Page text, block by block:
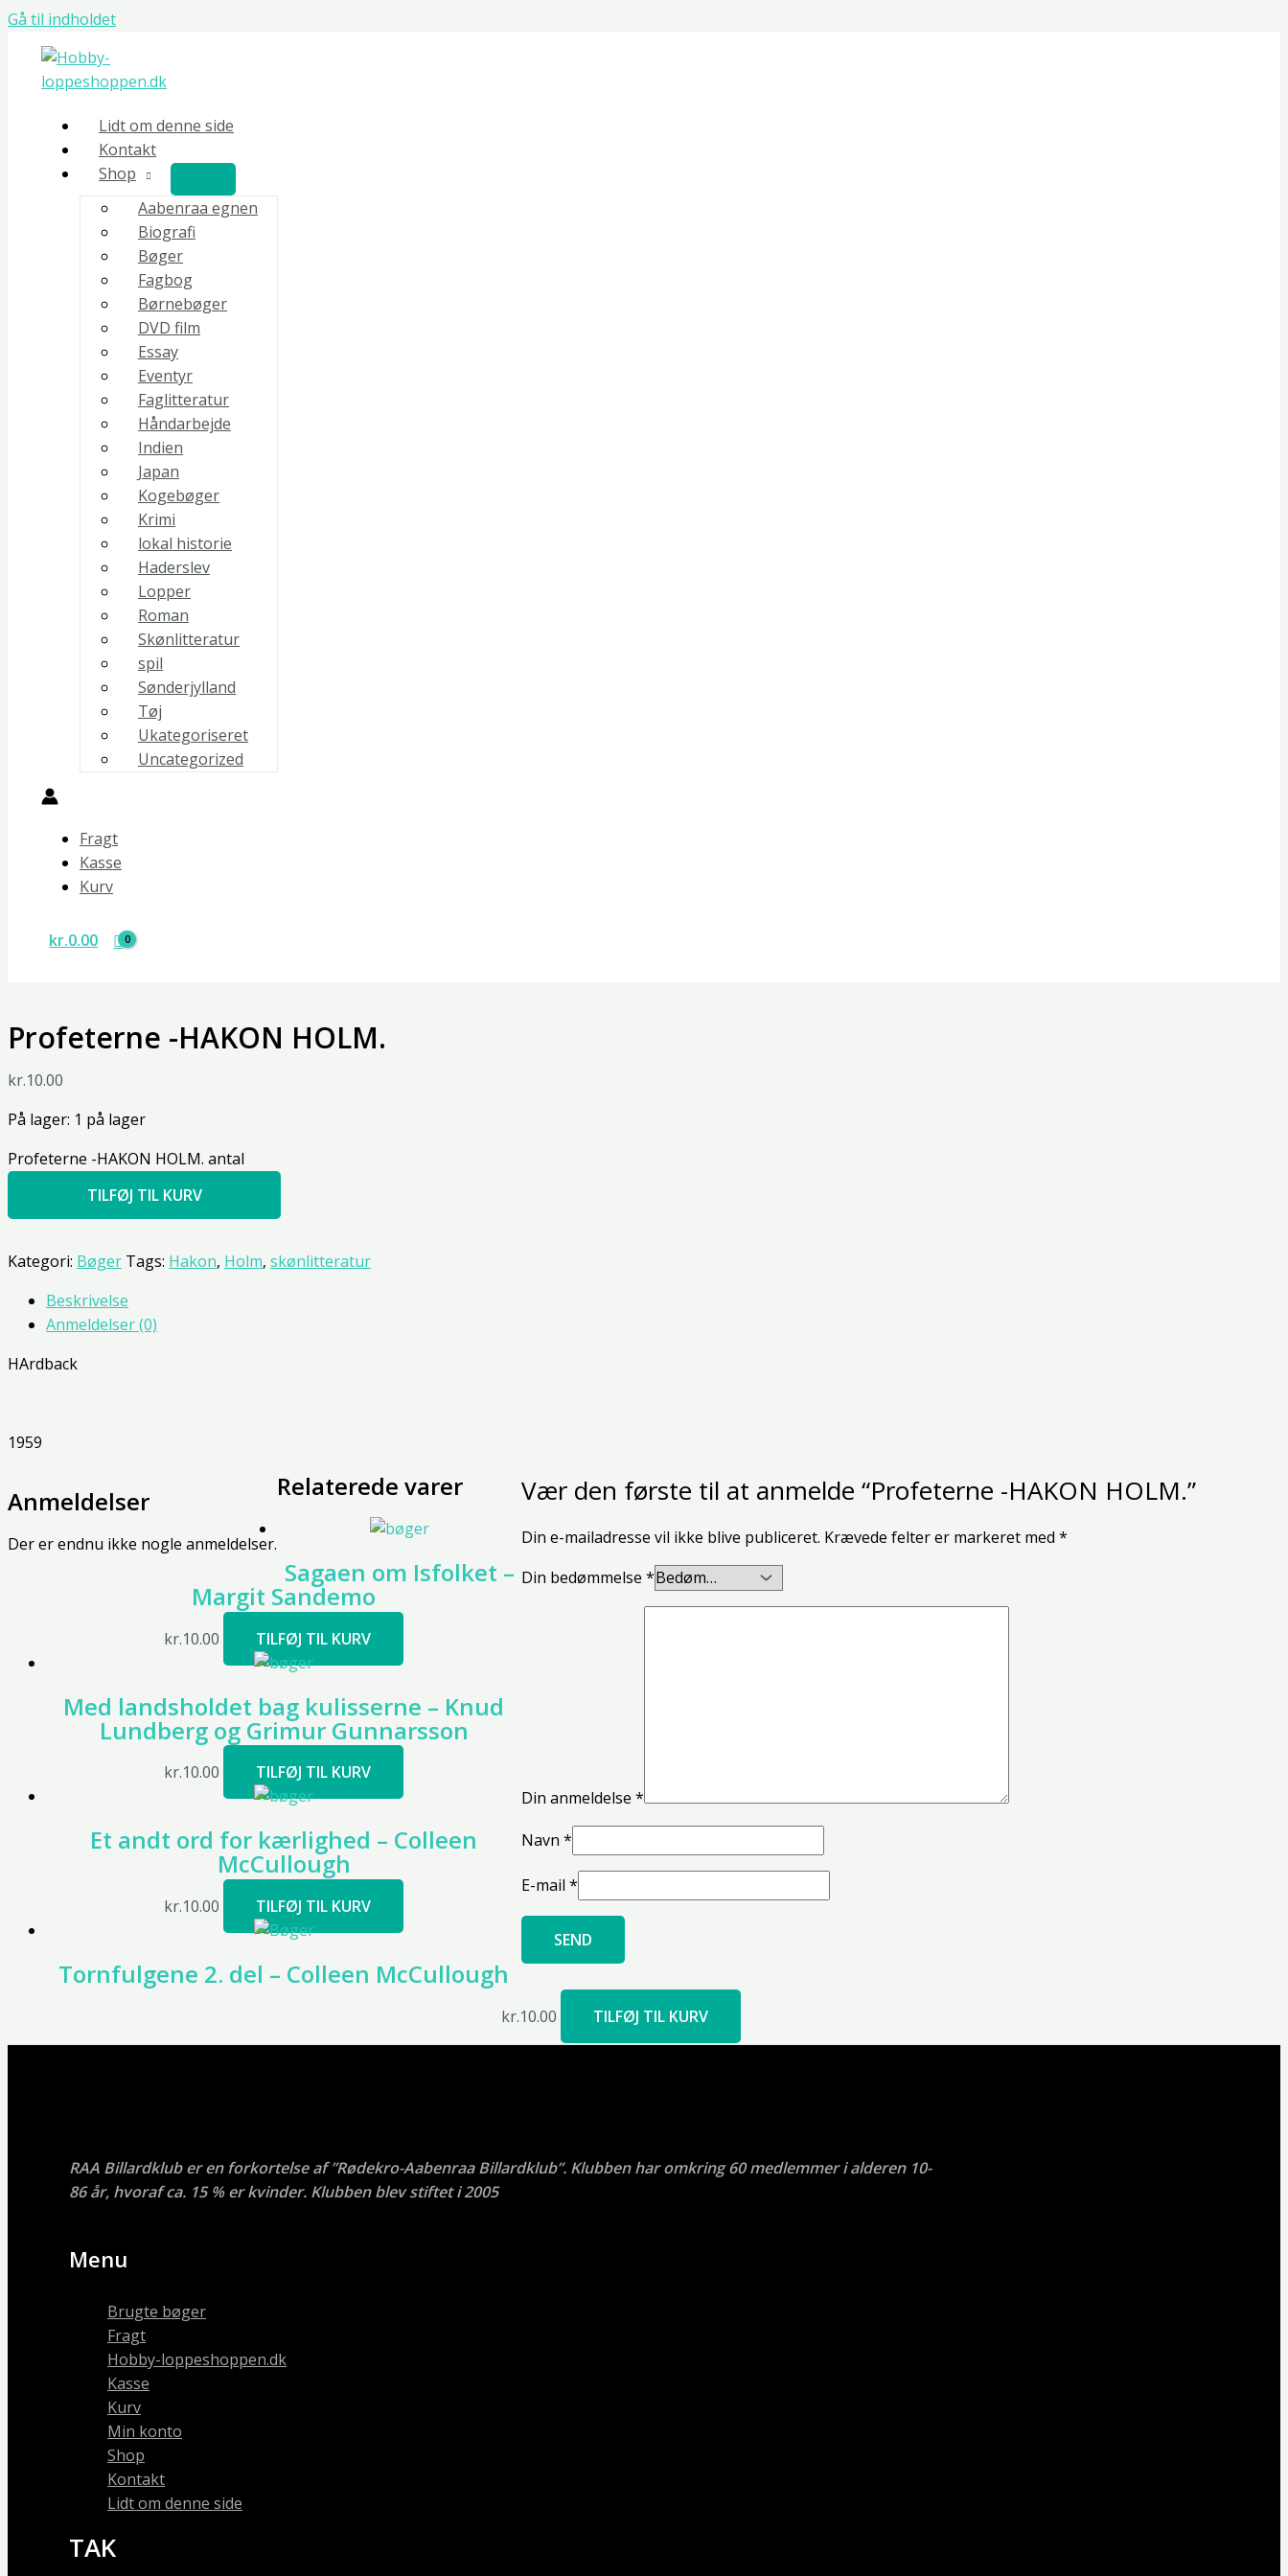
Gå til indholdet
Lidt om denne side
Kontakt
Shop
Aabenraa egnen
Biografi
Bøger
Fagbog
Børnebøger
DVD film
Essay
Eventyr
Faglitteratur
Håndarbejde
Indien
Japan
Kogebøger
Krimi
lokal historie
Haderslev
Lopper
Roman
Skønlitteratur
spil
Sønderjylland
Tøj
Ukategoriseret
Uncategorized
Fragt
Kasse
Kurv
kr.0.00
Profeterne -HAKON HOLM.
kr.10.00
På lager: 1 på lager
Profeterne -HAKON HOLM. antal
TILFØJ TIL KURV
Kategori: Bøger Tags: Hakon, Holm, skønlitteratur
Beskrivelse
Anmeldelser (0)
HArdback
1959
Anmeldelser
Der er endnu ikke nogle anmeldelser.
Vær den første til at anmelde “Profeterne -HAKON HOLM.”
Din e-mailadresse vil ikke blive publiceret. Krævede felter er markeret med *
Din bedømmelse *
Din anmeldelse *
Navn *
E-mail *
Relaterede varer
Sagaen om Isfolket –
Margit Sandemo
kr.10.00 TILFØJ TIL KURV
Med landsholdet bag kulisserne – Knud
Lundberg og Grimur Gunnarsson
kr.10.00 TILFØJ TIL KURV
Et andt ord for kærlighed – Colleen
McCullough
kr.10.00 TILFØJ TIL KURV
Tornfulgene 2. del – Colleen McCullough
kr.10.00 TILFØJ TIL KURV
RAA Billardklub er en forkortelse af ”Rødekro-Aabenraa Billardklub”. Klubben har omkring 60 medlemmer i alderen 10-
86 år, hvoraf ca. 15 % er kvinder. Klubben blev stiftet i 2005
Menu
Brugte bøger
Fragt
Hobby-loppeshoppen.dk
Kasse
Kurv
Min konto
Shop
Kontakt
Lidt om denne side
TAK